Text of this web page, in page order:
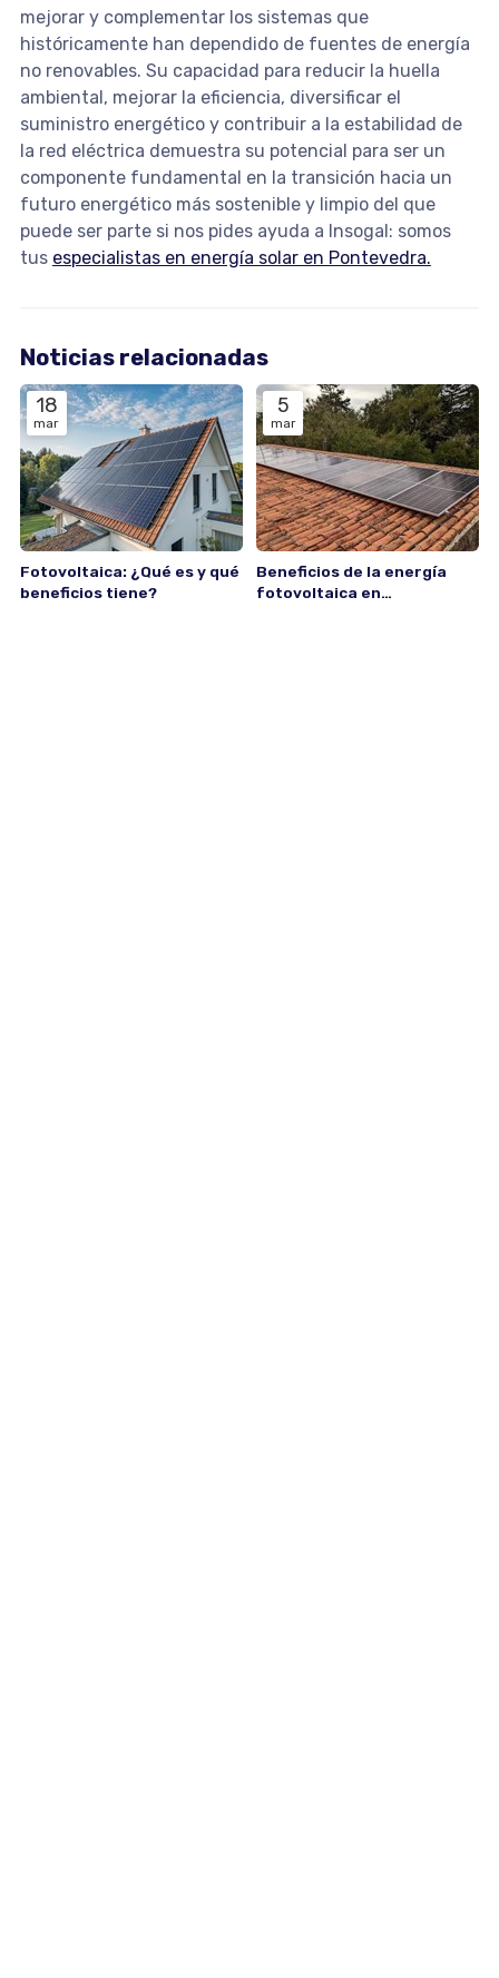
mejorar y complementar los sistemas que
históricamente han dependido de fuentes de energía
no renovables. Su capacidad para reducir la huella
ambiental, mejorar la eficiencia, diversificar el
suministro energético y contribuir a la estabilidad de
la red eléctrica demuestra su potencial para ser un
componente fundamental en la transición hacia un
futuro energético más sostenible y limpio del que
puede ser parte si nos pides ayuda a Insogal: somos
tus especialistas en energía solar en Pontevedra.
Noticias relacionadas
18
mar
Fotovoltaica: ¿Qué es y qué
beneficios tiene?
5
mar
Beneficios de la energía
fotovoltaica en